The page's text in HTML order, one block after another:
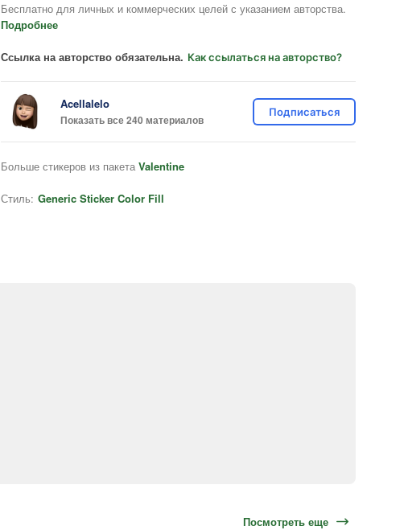
Бесплатно для личных и коммерческих целей с указанием авторства.
Подробнее
Ссылка на авторство обязательна. Как ссылаться на авторство?
Acellalelo
Показать все 240 материалов
Подписаться
Больше стикеров из пакета Valentine
Стиль: Generic Sticker Color Fill
Посмотреть еще